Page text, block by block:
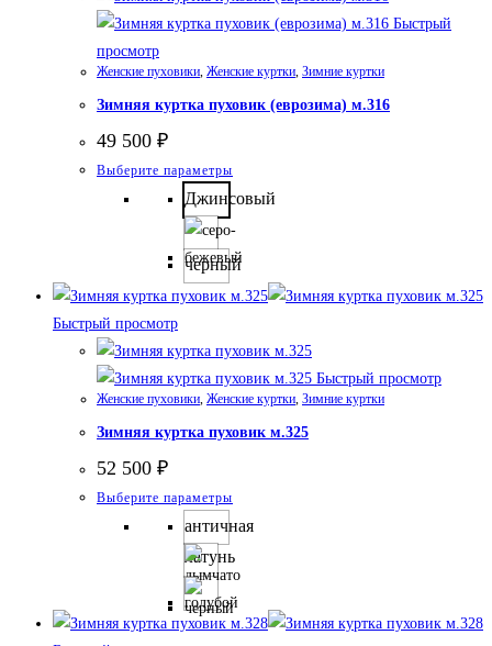
выбрать
на
Быстрый
просмотр
Женские пуховики, Женские куртки, Зимние куртки
Зимняя куртка пуховик (еврозима) м.316
49 500 ₽
Выберите параметры
товар
несколько
вариаций.
Опции
выбрать
на
товара.
Джинсовый
черный
Быстрый просмотр
Быстрый просмотр
Женские пуховики, Женские куртки, Зимние куртки
Зимняя куртка пуховик м.325
52 500 ₽
Выберите параметры
товар
несколько
вариаций.
Опции
античная
латунь